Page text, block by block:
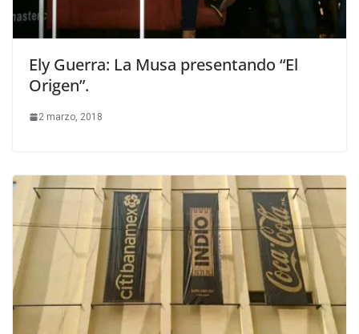
Ely Guerra: La Musa presentando “El
Origen”.
2 marzo, 2018